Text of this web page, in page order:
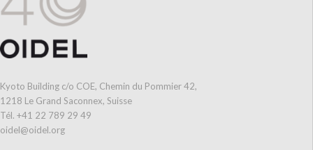
Kyoto Building c/o COE, Chemin du Pommier 42,
1218 Le Grand Saconnex, Suisse
Tél. +41 22 789 29 49
oidel@oidel.org